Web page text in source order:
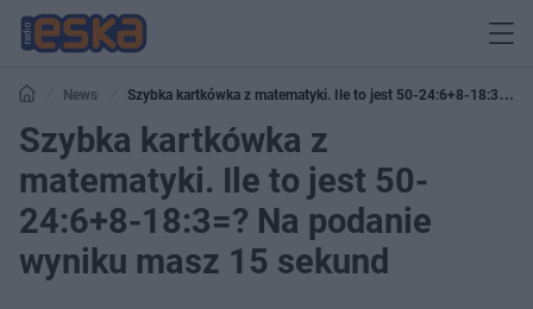
News
Szybka kartkówka z matematyki. Ile to jest 50-24:6+8-18:3=?
Na podanie wyniku masz 15 sekund
Szybka kartkówka z
matematyki. Ile to jest 50-
24:6+8-18:3=? Na podanie
wyniku masz 15 sekund